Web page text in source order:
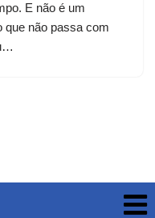
E não é um
que não passa com